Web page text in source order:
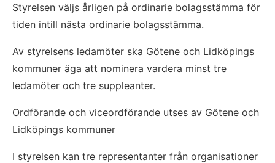
Styrelsen väljs årligen på ordinarie bolagsstämma för
tiden intill nästa ordinarie bolagsstämma.
Av styrelsens ledamöter ska Götene och Lidköpings
kommuner äga att nominera vardera minst tre
ledamöter och tre suppleanter.
Ordförande och viceordförande utses av Götene och
Lidköpings kommuner
I styrelsen kan tre representanter från organisationer